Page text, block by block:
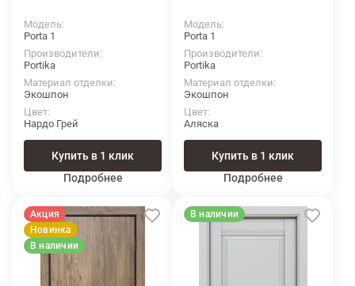
Модель
Porta 1
Производители
Portika
Материал отделки
Экошпон
Цвет
Нардо Грей
Купить в 1 клик
Подробнее
Модель
Porta 1
Производители
Portika
Материал отделки
Экошпон
Цвет
Аляска
Купить в 1 клик
Подробнее
Акция
Новинка
В наличии
В наличии